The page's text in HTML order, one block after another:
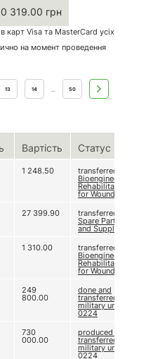
319.00 грн
карт Visa та MasterCard усіх
на момент проведення
13 14 50
Вартість Статус
1 248.50 transferred to
Bioengineering
Rehabilitation
for Wounded
27 399.90 transferred to
Spare Parts
and Supplies 2
1 310.00 transferred to
Bioengineering
Rehabilitation
for Wounded
249
800.00
done and
transferred to
military unit A
0224
730
000.00
produced and
transferred to
military unit A
0224